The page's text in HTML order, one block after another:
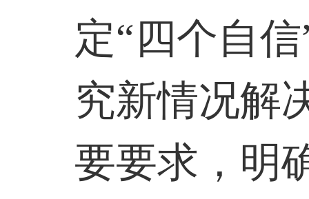
定“四个自
究新情况解
要要求，明